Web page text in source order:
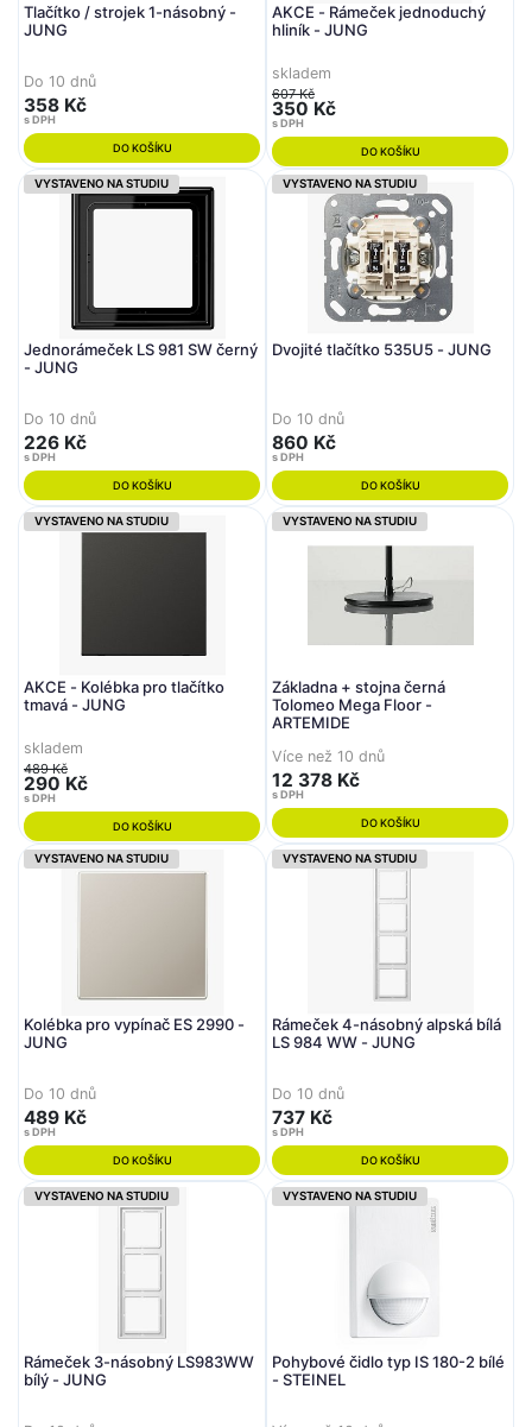
Tlačítko / strojek 1-násobný -
JUNG
Do 10 dnů
358 Kč
s DPH
DO KOŠÍKU
AKCE - Rámeček jednoduchý
hliník - JUNG
skladem
607 Kč
350 Kč
s DPH
DO KOŠÍKU
VYSTAVENO NA STUDIU
Jednorámeček LS 981 SW černý
- JUNG
Do 10 dnů
226 Kč
s DPH
DO KOŠÍKU
VYSTAVENO NA STUDIU
Dvojité tlačítko 535U5 - JUNG
Do 10 dnů
860 Kč
s DPH
DO KOŠÍKU
VYSTAVENO NA STUDIU
AKCE - Kolébka pro tlačítko
tmavá - JUNG
skladem
489 Kč
290 Kč
s DPH
DO KOŠÍKU
VYSTAVENO NA STUDIU
Základna + stojna černá
Tolomeo Mega Floor -
ARTEMIDE
Více než 10 dnů
12 378 Kč
s DPH
DO KOŠÍKU
VYSTAVENO NA STUDIU
Kolébka pro vypínač ES 2990 -
JUNG
Do 10 dnů
489 Kč
s DPH
DO KOŠÍKU
VYSTAVENO NA STUDIU
Rámeček 4-násobný alpská bílá
LS 984 WW - JUNG
Do 10 dnů
737 Kč
s DPH
DO KOŠÍKU
VYSTAVENO NA STUDIU
Rámeček 3-násobný LS983WW
bílý - JUNG
VYSTAVENO NA STUDIU
Pohybové čidlo typ IS 180-2 bílé
- STEINEL